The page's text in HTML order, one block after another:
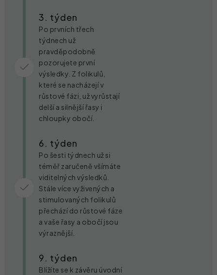
3. týden
Po prvních třech
týdnech už
pravděpodobně
pozorujete první
výsledky. Z folikulů,
které se nacházejí v
růstové fázi, už vyrůstají
delší a silnější řasy i
chloupky obočí.
6. týden
Po šesti týdnech už si
téměř zaručeně všímáte
viditelných výsledků.
Stále více vyživených a
stimulovaných folikulů
přechází do růstové fáze
a vaše řasy a obočí jsou
výraznější.
9. týden
Blížíte se k závěru úvodní